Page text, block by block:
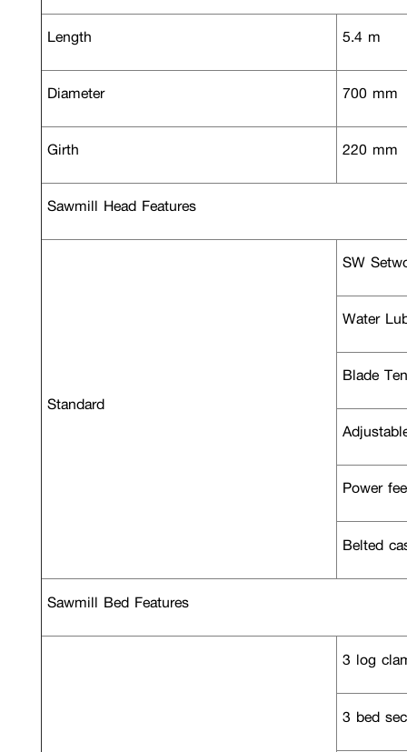
Length 5.4 m
Diameter 700 mm
Girth 220 mm
Sawmill Head Features
Standard
SW
Water
Blade
Power
Belted
Sawmill Bed Features
3 log
3 bed